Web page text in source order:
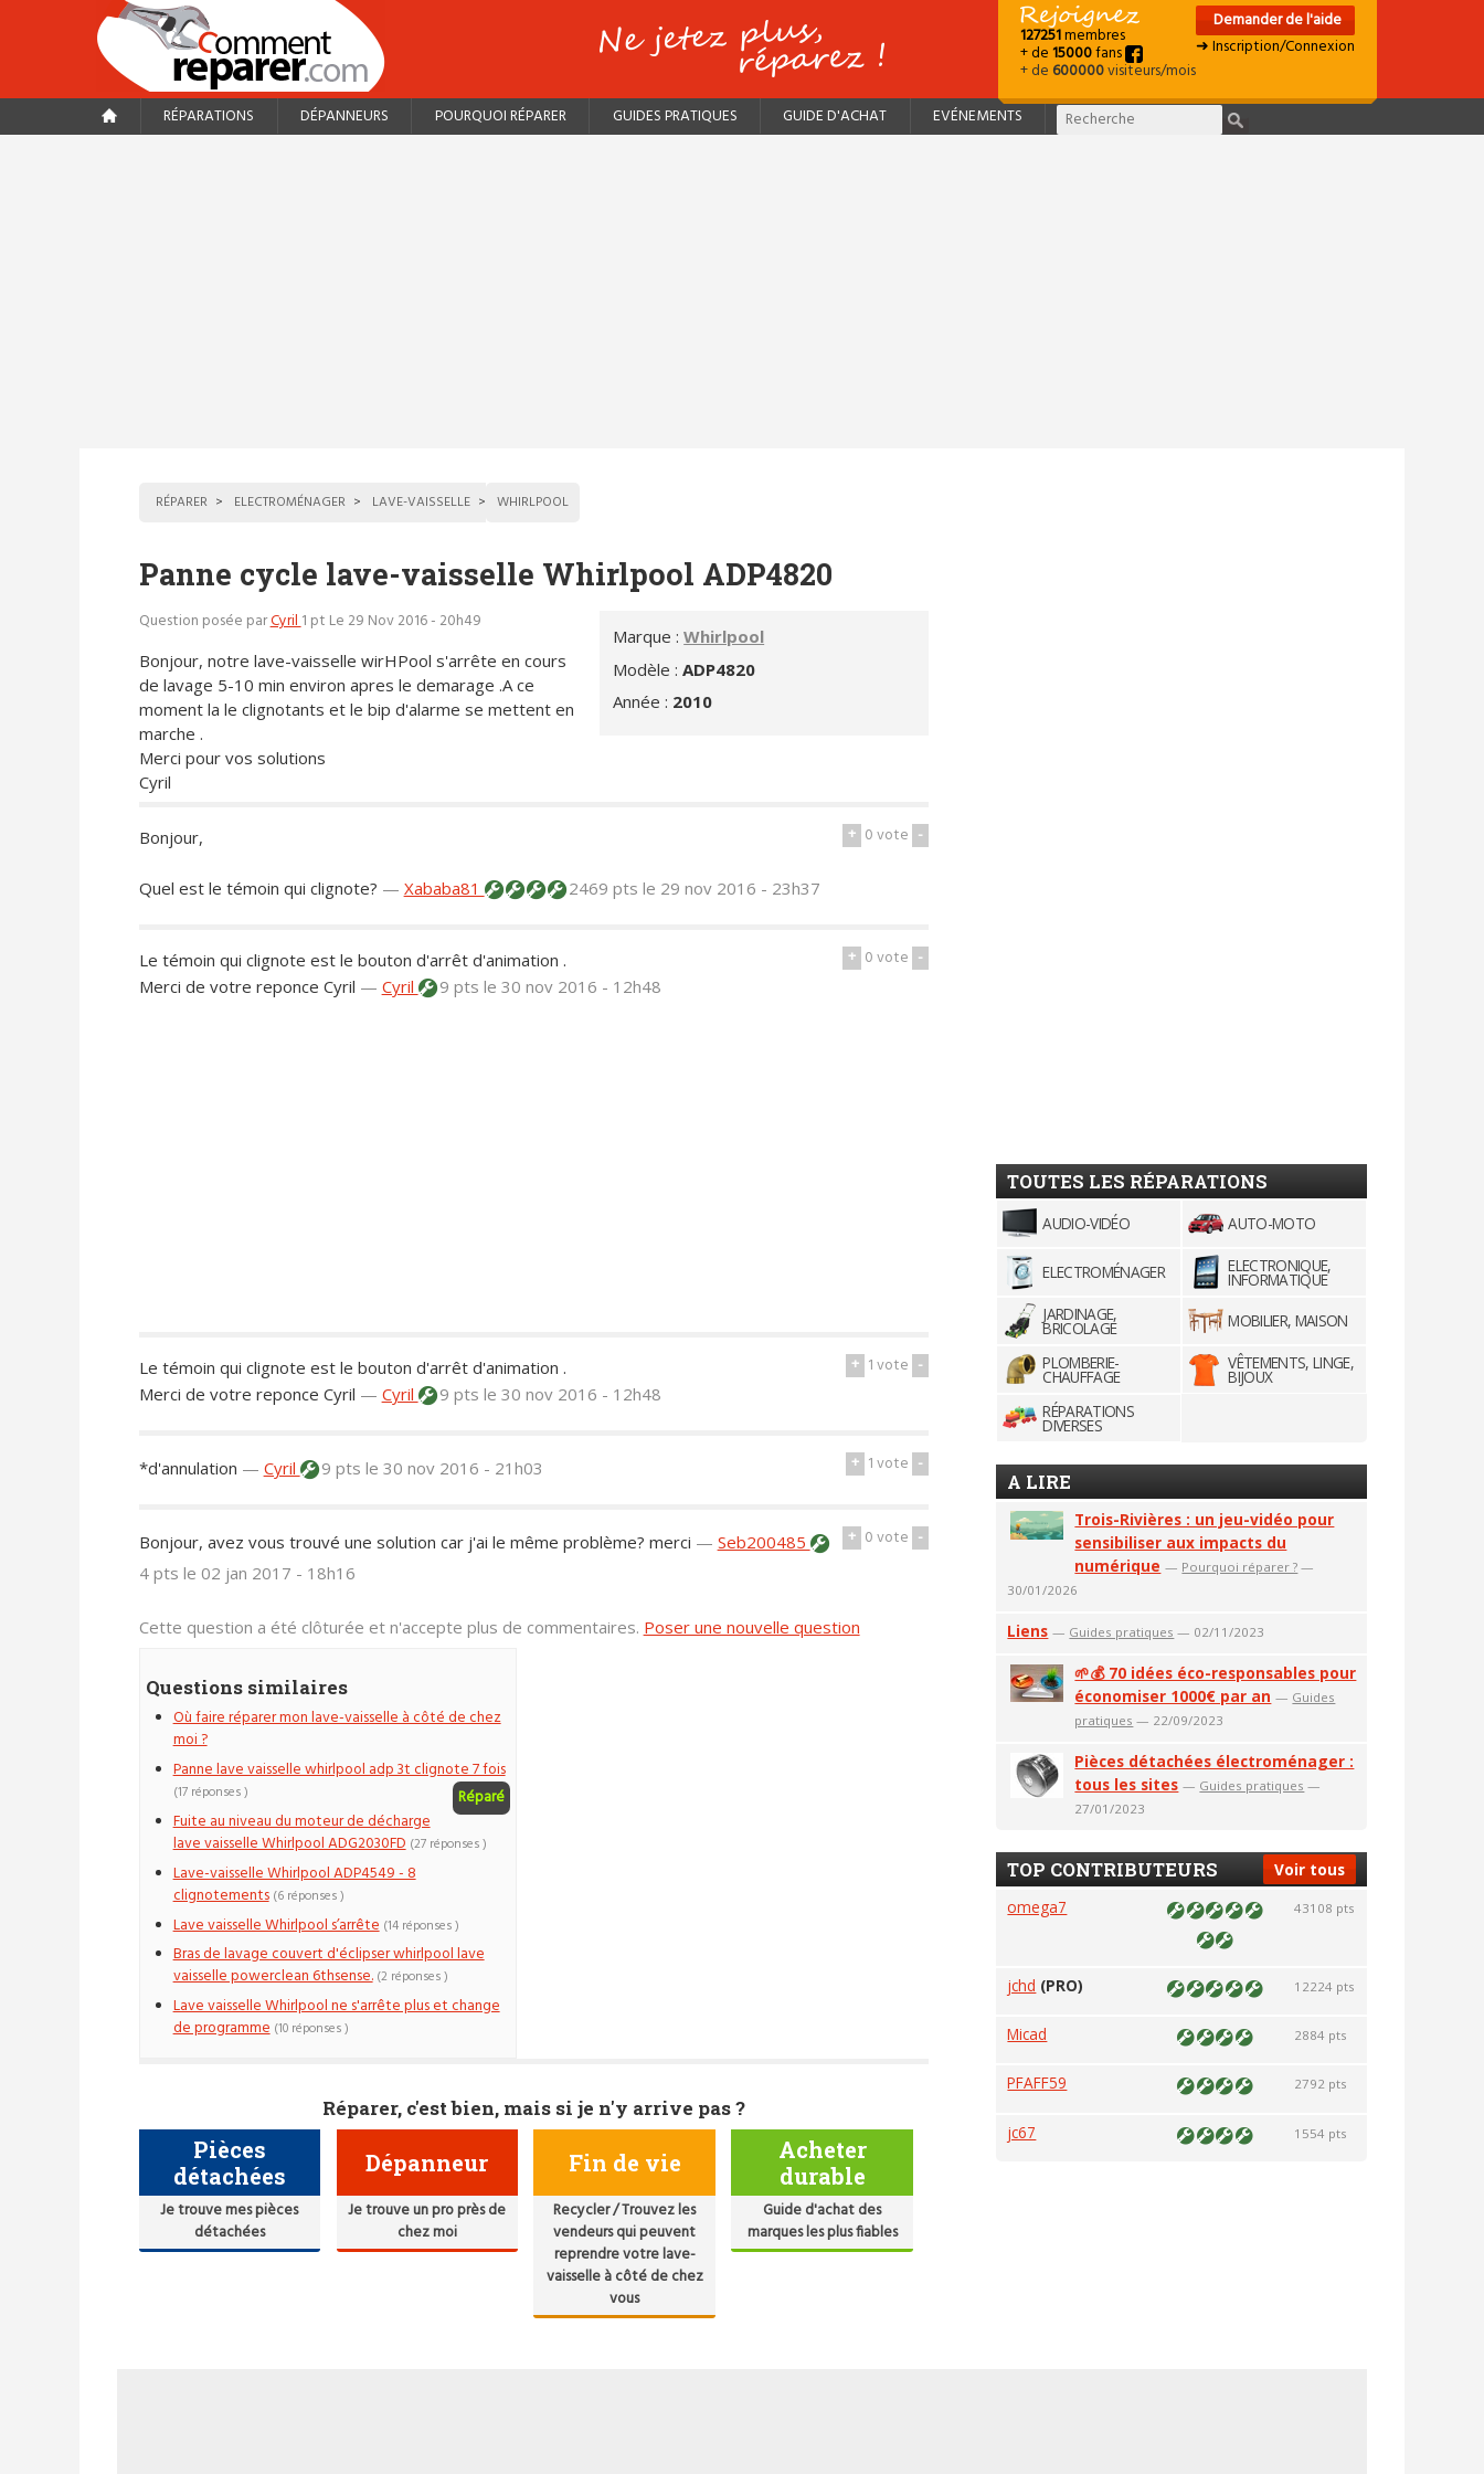
127251membres
+ de15000fans
+ de600000visiteurs/mois
Demander de l'aide
➜ Inscription/Connexion
RÉPARATIONS DÉPANNEURS POURQUOI RÉPARER GUIDES PRATIQUES GUIDE D'ACHAT EVÉNEMENTS
RÉPARER ELECTROMÉNAGER LAVE-VAISSELLE WHIRLPOOL
Panne cycle lave-vaisselle Whirlpool ADP4820
Marque :Whirlpool
Modèle :ADP4820
Année : 2010
Question posée parCyril1 pt Le 29 Nov 2016 - 20h49
Bonjour, notre lave-vaisselle wirHPool s'arrête en cours
de lavage 5-10 min environ apres le demarage .A ce
moment la le clignotants et le bip d'alarme se mettent en
marche .
Merci pour vos solutions
Cyril
+ 0vote -
Bonjour,
Quel est le témoin qui clignote? — Xababa81 2469 pts le 29 nov 2016 - 23h37
+ 0vote -
Le témoin qui clignote est le bouton d'arrêt d'animation .
Merci de votre reponce Cyril — Cyril 9 pts le 30 nov 2016 - 12h48
+ 1vote -
Le témoin qui clignote est le bouton d'arrêt d'animation .
Merci de votre reponce Cyril — Cyril 9 pts le 30 nov 2016 - 12h48
+ 1vote -
*d'annulation — Cyril 9 pts le 30 nov 2016 - 21h03
+ 0vote -
Bonjour, avez vous trouvé une solution car j'ai le même problème? merci — Seb200485
4 pts le 02 jan 2017 - 18h16
Cette question a été clôturée et n'accepte plus de commentaires. Poser une nouvelle question
Questions similaires
Où faire réparer mon lave-vaisselle à côté de chez
moi ?
Panne lave vaisselle whirlpool adp 3t clignote 7 fois
Réparé
(17 réponses )
Fuite au niveau du moteur de décharge
lave vaisselle Whirlpool ADG2030FD (27 réponses )
Lave-vaisselle Whirlpool ADP4549 - 8
clignotements (6 réponses )
Lave vaisselle Whirlpool s’arrête (14 réponses )
Bras de lavage couvert d'éclipser whirlpool lave
vaisselle powerclean 6thsense. (2 réponses )
Lave vaisselle Whirlpool ne s'arrête plus et change
de programme (10 réponses )
Réparer, c'est bien, mais si je n'y arrive pas ?
Pièces
détachées
Je trouve mes pièces
détachées
Dépanneur
Je trouve un pro près de
chez moi
Fin de vie
Recycler / Trouvez les
vendeurs qui peuvent
reprendre votre lave-
vaisselle à côté de chez
vous
Acheter
durable
Guide d'achat des
marques les plus fiables
TOUTES LES RÉPARATIONS
AUDIO-VIDÉO AUTO-MOTO
ELECTROMÉNAGER ELECTRONIQUE,
INFORMATIQUE
JARDINAGE,
BRICOLAGE
MOBILIER, MAISON
PLOMBERIE-
CHAUFFAGE
VÊTEMENTS, LINGE,
BIJOUX
RÉPARATIONS
DIVERSES
A LIRE
Trois-Rivières : un jeu-vidéo pour
sensibiliser aux impacts du
numérique — Pourquoi réparer ? —
30/01/2026
Liens — Guides pratiques — 02/11/2023
🌱💰 70 idées éco-responsables pour
économiser 1000€ par an — Guides
pratiques — 22/09/2023
Pièces détachées électroménager :
tous les sites — Guides pratiques —
27/01/2023
Voir tous
TOP CONTRIBUTEURS
omega7 43108 pts
jchd (PRO) 12224 pts
Micad 2884 pts
PFAFF59 2792 pts
jc67 1554 pts